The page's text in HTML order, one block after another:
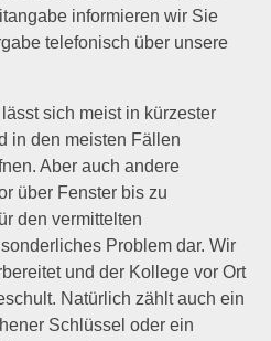
informieren wir Sie
telefonisch über unsere
sich meist in kürzester
in den meisten Fällen
Aber auch andere
über Fenster bis zu
den vermittelten
Problem dar. Wir
und der Kollege vor Ort
Natürlich zählt auch ein
Schlüssel oder ein